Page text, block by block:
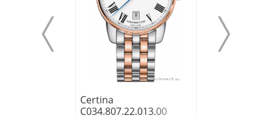
Certina
C034.807.22.013.00